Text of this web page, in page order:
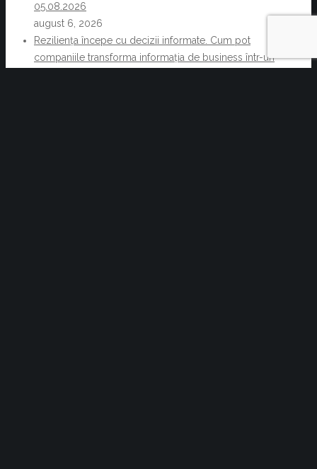
05.08.2026
august 6, 2026
Reziliența începe cu decizii informate. Cum pot
companiile transforma informația de business într-un